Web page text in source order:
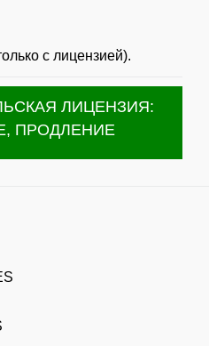
с лицензией).
ЛИЦЕНЗИЯ:
ПРОДЛЕНИЕ